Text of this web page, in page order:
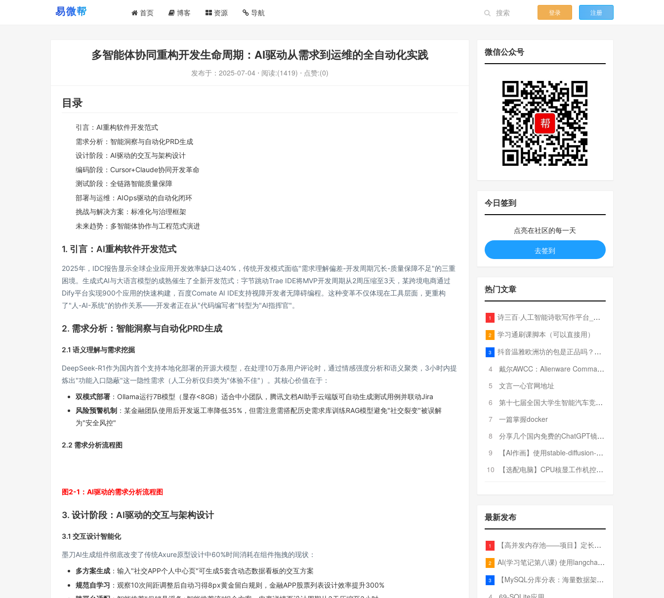
首页 博客 资源 导航 登录 注册
多智能体协同重构开发生命周期：AI驱动从需求到运维的全自动化实践
发布于： 2025-07-04 ⋅ 阅读:(1419) ⋅ 点赞:(0)
目录
引言：AI重构软件开发范式
需求分析：智能洞察与自动化PRD生成
设计阶段：AI驱动的交互与架构设计
编码阶段：Cursor+Claude协同开发革命
测试阶段：全链路智能质量保障
部署与运维：AIOps驱动的自动化闭环
挑战与解决方案：标准化与治理框架
未来趋势：多智能体协作与工程范式演进
1. 引言：AI重构软件开发范式
2025年，IDC报告显示全球企业应用开发效率缺口达40%，传统开发模式面临"需求理解偏差-开发周期冗长-质量保障不足"的三重
困境。生成式AI与大语言模型的成熟催生了全新开发范式：字节跳动Trae IDE将MVP开发周期从2周压缩至3天，某跨境电商通过
Dify平台实现900个应用的快速构建，百度Comate AI IDE支持视障开发者无障碍编程。这种变革不仅体现在工具层面，更重构
了"人-AI-系统"的协作关系——开发者正在从"代码编写者"转型为"AI指挥官"。
2. 需求分析：智能洞察与自动化PRD生成
2.1 语义理解与需求挖掘
DeepSeek-R1作为国内首个支持本地化部署的开源大模型，在处理10万条用户评论时，通过情感强度分析和语义聚类，3小时内提
炼出"功能入口隐蔽"这一隐性需求（人工分析仅归类为"体验不佳"）。其核心价值在于：
双模式部署 ：Ollama运行7B模型（显存<8GB）适合中小团队，腾讯文档AI助手云端版可自动生成测试用例并联动Jira
风险预警机制 ：某金融团队使用后开发返工率降低35%，但需注意需搭配历史需求库训练RAG模型避免"社交裂变"被误解
为"安全风控"
2.2 需求分析流程图
图2-1：AI驱动的需求分析流程图
3. 设计阶段：AI驱动的交互与架构设计
3.1 交互设计智能化
墨刀AI生成组件彻底改变了传统Axure原型设计中60%时间消耗在组件拖拽的现状：
多方案生成 ：输入"社交APP个人中心页"可生成5套含动态数据看板的交互方案
规范自学习 ：观察10次间距调整后自动习得8px黄金留白规则，金融APP股票列表设计效率提升300%
微信公众号
今日签到
点亮在社区的每一天
去签到
热门文章
1 诗三百·人工智能诗歌写作平台_在线作诗机_藏头诗生成器_电脑对联_姓名作诗
2 学习通刷课脚本（可以直接用）
3
抖音温雅欧洲坊的包是正品吗？温雅卖的包为啥那么便宜？
4
戴尔AWCC：Alienware Command Center 故障排除方法，里面附有超全详解呦，快来快来，欢迎观看~
5
文言一心官网地址
6
第十七届全国大学生智能汽车竞赛全国总决赛参赛队伍奖项公告
7
一篇掌握docker
8
分享几个国内免费的ChatGPT镜像网址(亲测有效-4月25日更新)
9
【AI作画】使用stable-diffusion-webui搭建AI作画平台
10
【选配电脑】CPU核显工作机控制预算5000
最新发布
1 【高并发内存池——项目】定长内存池——开胃小菜
2 AI(学习笔记第八课) 使用langchain的embedding models
3
【MySQL分库分表：海量数据架构的终极解决方案】